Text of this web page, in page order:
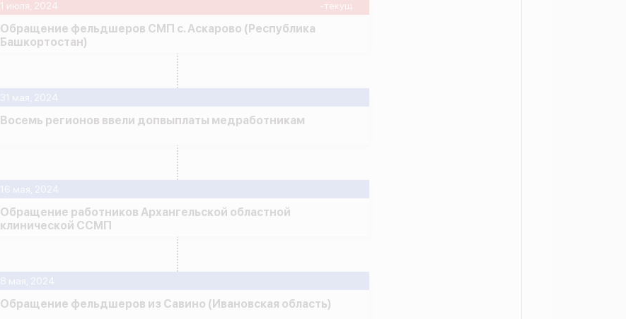
8 мая, 2024
Обращение фельдшеров из Савино (Ивановская область)
16 мая, 2024
Обращение работников Архангельской областной
клинической ССМП
31 мая, 2024
Восемь регионов ввели допвыплаты медработникам
1 июля, 2024 -текущ.
Обращение фельдшеров СМП с. Аскарово (Республика
Башкортостан)